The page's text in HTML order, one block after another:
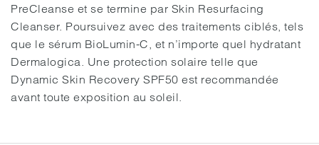
PreCleanse et se termine par Skin Resurfacing
Cleanser. Poursuivez avec des traitements ciblés, tels
que le sérum BioLumin-C, et n’importe quel hydratant
Dermalogica. Une protection solaire telle que
Dynamic Skin Recovery SPF50 est recommandée
avant toute exposition au soleil.